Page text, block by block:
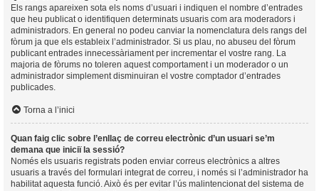
Els rangs apareixen sota els noms d’usuari i indiquen el nombre d’entrades
que heu publicat o identifiquen determinats usuaris com ara moderadors i
administradors. En general no podeu canviar la nomenclatura dels rangs del
fòrum ja que els estableix l’administrador. Si us plau, no abuseu del fòrum
publicant entrades innecessàriament per incrementar el vostre rang. La
majoria de fòrums no toleren aquest comportament i un moderador o un
administrador simplement disminuiran el vostre comptador d’entrades
publicades.
Torna a l’inici
Quan faig clic sobre l’enllaç de correu electrònic d’un usuari se’m
demana que iniciï la sessió?
Només els usuaris registrats poden enviar correus electrònics a altres
usuaris a través del formulari integrat de correu, i només si l’administrador ha
habilitat aquesta funció. Això és per evitar l’ús malintencionat del sistema de